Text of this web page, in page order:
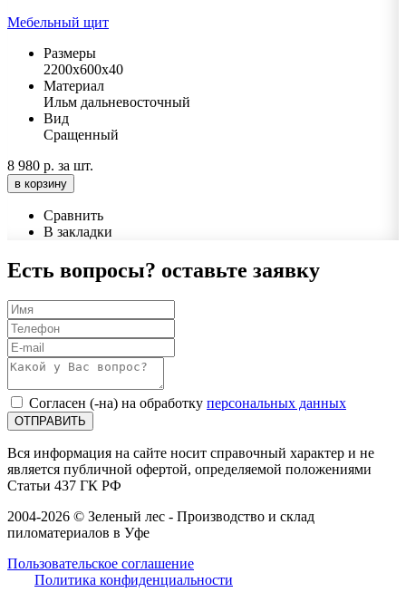
Мебельный щит
Размеры
2200х600х40
Материал
Ильм дальневосточный
Вид
Сращенный
8 980 р. за шт.
в корзину
Сравнить
В закладки
Есть вопросы? оставьте заявку
Согласен (-на) на обработку персональных данных
ОТПРАВИТЬ
Вся информация на сайте носит справочный характер и не
является публичной офертой, определяемой положениями
Статьи 437 ГК РФ
2004-2026 © Зеленый лес - Производство и склад
пиломатериалов в Уфе
Пользовательское соглашение
Политика конфиденциальности